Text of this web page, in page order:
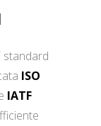
standard
ISO
IATF